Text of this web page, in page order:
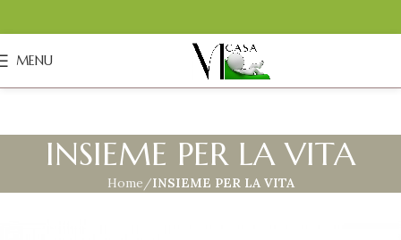
MENU
INSIEME PER LA VITA
Home INSIEME PER LA VITA